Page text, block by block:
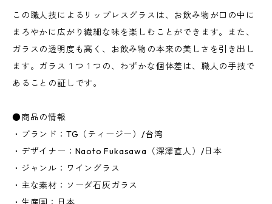
この職人技によるリップレスグラスは、お飲み物が口の中に
まろやかに広がり繊細な味を楽しむことができます。また、
ガラスの透明度も高く、お飲み物の本来の美しさを引き出し
ます。ガラス１つ１つの、わずかな個体差は、職人の手技で
あることの証しです。
●商品の情報
・ブランド：TG（ティージー）/台湾
・デザイナー：Naoto Fukasawa（深澤直人）/日本
・ジャンル：ワイングラス
・主な素材：ソーダ石灰ガラス